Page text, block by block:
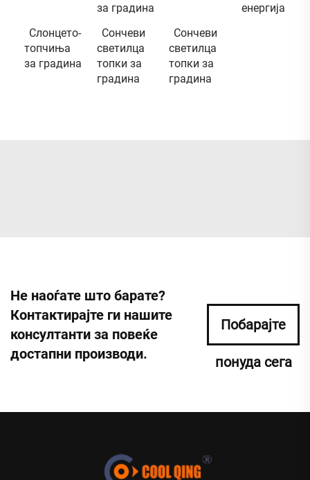
за градина
енергија
Слонцето-
топчиња
за градина
Сончеви
светилца
топки за
градина
Сончеви
светилца
топки за
градина
Не наоѓате што барате?
Контактирајте ги нашите
консултанти за повеќе
достапни производи.
Побарајте
понуда сега